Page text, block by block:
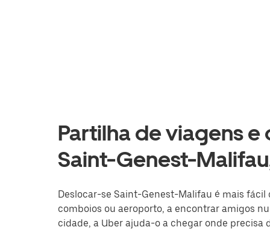
Partilha de viagens
Saint-Genest-
Deslocar-se Saint-Genest-Malifau é mais fácil
comboios ou aeroporto, a encontrar amigos
cidade, a Uber ajuda-o a chegar onde precisa